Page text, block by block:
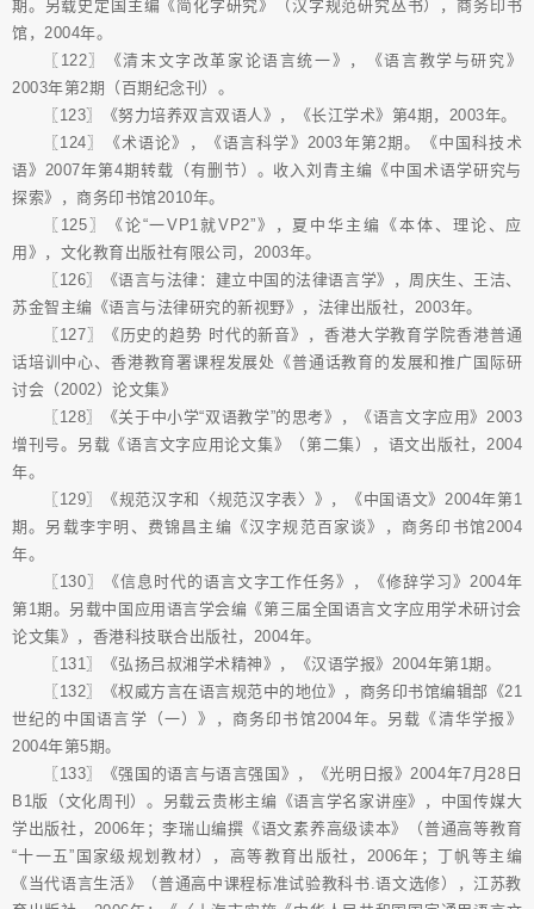
期。另载史定国主编《简化字研究》（汉字规范研究丛书），商务印书
馆，2004年。
〖122〗《清末文字改革家论语言统一》，《语言教学与研究》
2003年第2期（百期纪念刊）。
〖123〗《努力培养双言双语人》，《长江学术》第4期，2003年。
〖124〗《术语论》，《语言科学》2003年第2期。《中国科技术
语》2007年第4期转载（有删节）。收入刘青主编《中国术语学研究与
探索》，商务印书馆2010年。
〖125〗《论“一VP1就VP2”》，夏中华主编《本体、理论、应
用》，文化教育出版社有限公司，2003年。
〖126〗《语言与法律：建立中国的法律语言学》，周庆生、王洁、
苏金智主编《语言与法律研究的新视野》，法律出版社，2003年。
〖127〗《历史的趋势 时代的新音》，香港大学教育学院香港普通
话培训中心、香港教育署课程发展处《普通话教育的发展和推广国际研
讨会（2002）论文集》
〖128〗《关于中小学“双语教学”的思考》，《语言文字应用》2003
增刊号。另载《语言文字应用论文集》（第二集），语文出版社，2004
年。
〖129〗《规范汉字和〈规范汉字表〉》，《中国语文》2004年第1
期。另载李宇明、费锦昌主编《汉字规范百家谈》，商务印书馆2004
年。
〖130〗《信息时代的语言文字工作任务》，《修辞学习》2004年
第1期。另载中国应用语言学会编《第三届全国语言文字应用学术研讨会
论文集》，香港科技联合出版社，2004年。
〖131〗《弘扬吕叔湘学术精神》，《汉语学报》2004年第1期。
〖132〗《权威方言在语言规范中的地位》，商务印书馆编辑部《21
世纪的中国语言学（一）》，商务印书馆2004年。另载《清华学报》
2004年第5期。
〖133〗《强国的语言与语言强国》，《光明日报》2004年7月28日
B1版（文化周刊）。另载云贵彬主编《语言学名家讲座》，中国传媒大
学出版社，2006年；李瑞山编撰《语文素养高级读本》（普通高等教育
“十一五”国家级规划教材），高等教育出版社，2006年；丁帆等主编
《当代语言生活》（普通高中课程标准试验教科书.语文选修），江苏教